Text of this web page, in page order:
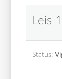
Leis
Status: